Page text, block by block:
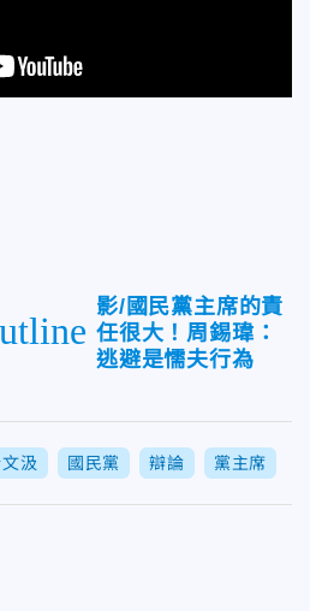
影/國民黨主席的責
任很大！周錫瑋：
逃避是懦夫行為
汲 國民黨 辯論 黨主席